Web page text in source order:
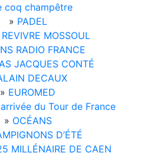
coq champêtre
» PADEL
REVIVRE MOSSOUL
RADIO FRANCE
JACQUES CONTÉ
DECAUX
» EUROMED
du Tour de France
» OCÉANS
D’ÉTÉ
MILLÉNAIRE DE CAEN